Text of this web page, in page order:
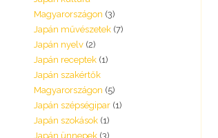
Magyarországon (3)
Japán művészetek (7)
Japán nyelv (2)
Japán receptek (1)
Japán szakértők
Magyarországon (5)
Japán szépségipar (1)
Japán szokások (1)
Japán ünnepek (3)